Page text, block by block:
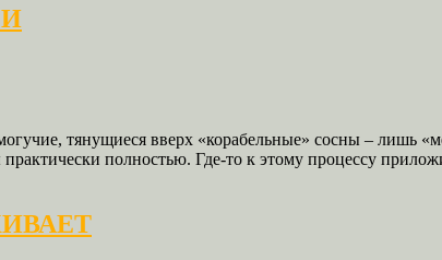
тянущиеся вверх «корабельные» сосны – лишь
полностью. Где-то к этому процессу